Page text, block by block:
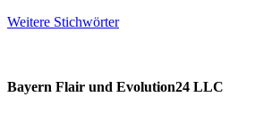
Weitere Stichwörter
Bayern Flair und Evolution24 LLC